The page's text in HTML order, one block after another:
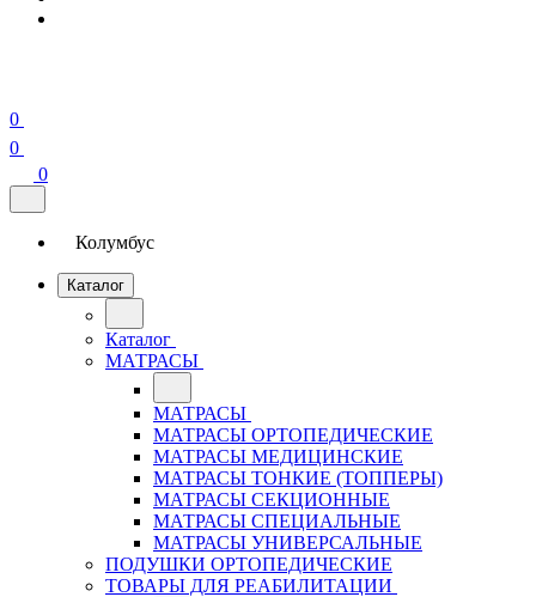
0
0
0
Колумбус
Каталог
Каталог
МАТРАСЫ
МАТРАСЫ
МАТРАСЫ ОРТОПЕДИЧЕСКИЕ
МАТРАСЫ МЕДИЦИНСКИЕ
МАТРАСЫ ТОНКИЕ (ТОППЕРЫ)
МАТРАСЫ СЕКЦИОННЫЕ
МАТРАСЫ СПЕЦИАЛЬНЫЕ
МАТРАСЫ УНИВЕРСАЛЬНЫЕ
ПОДУШКИ ОРТОПЕДИЧЕСКИЕ
ТОВАРЫ ДЛЯ РЕАБИЛИТАЦИИ